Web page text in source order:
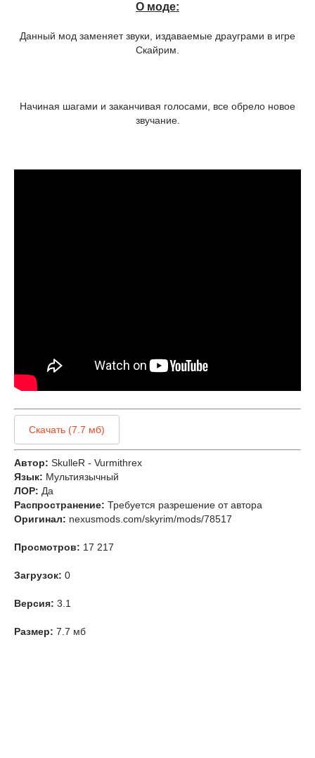
О моде:
Данный мод заменяет звуки, издаваемые драуграми в игре
Скайрим.
Начиная шагами и заканчивая голосами, все обрело новое
звучание.
Скачать (7.7 мб)
Автор: SkulleR - Vurmithrex
Язык: Мультиязычный
ЛОР: Да
Распространение: Требуется разрешение от автора
Оригинал: nexusmods.com/skyrim/mods/78517
Просмотров: 17 217
Загрузок: 0
Версия: 3.1
Размер: 7.7 мб